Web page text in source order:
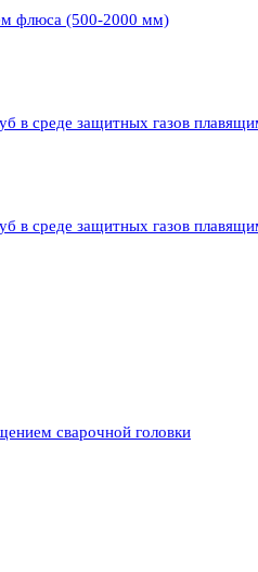
флюса (500-2000 мм)
в среде защитных газов
в среде защитных газов
сварочной головки